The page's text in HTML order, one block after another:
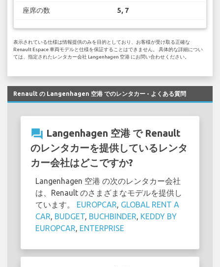
座席の数 5, 7
表示されている仕様は情報提供のみを目的としており、お客様が受け取る正確な
Renault Espace 車両モデルと仕様を保証することはできません。 具体的な詳細につい
ては、指定されたレンタカー会社 Langenhagen 空港 にお問い合わせください。
Renault の Langenhagen 空港 でのレンタカー - よくある質問
question_answer Langenhagen 空港 で Renault
のレンタカーを提供しているレンタ
カー会社はどこですか?
Langenhagen 空港 の次のレンタカー会社
は、Renault のさまざまなモデルを提供し
ています。 EUROPCAR, GLOBAL RENT A
CAR, BUDGET, BUCHBINDER, KEDDY BY
EUROPCAR, ENTERPRISE